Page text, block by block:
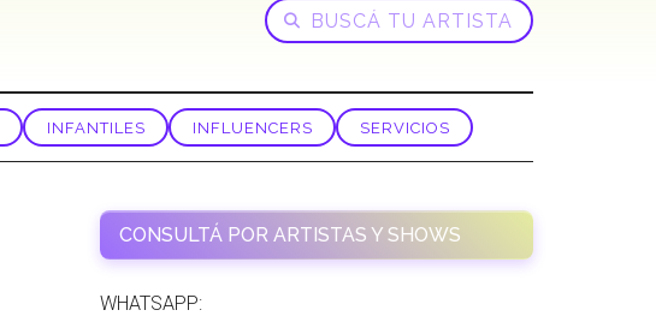
INFANTILES INFLUENCERS
SERVICIOS
CONSULTÁ POR ARTISTAS Y SHOWS
WHATSAPP: